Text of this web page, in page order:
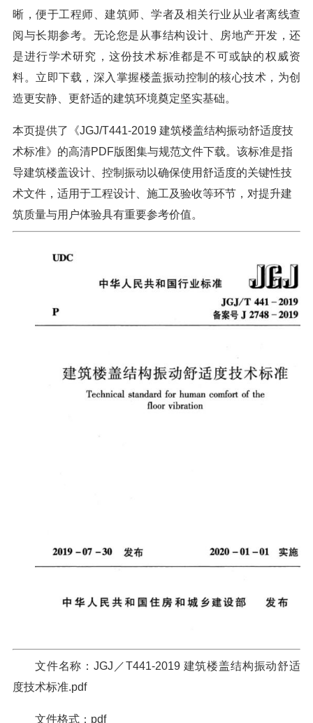
晰，便于工程师、建筑师、学者及相关行业从业者离线查
阅与长期参考。无论您是从事结构设计、房地产开发，还
是进行学术研究，这份技术标准都是不可或缺的权威资
料。立即下载，深入掌握楼盖振动控制的核心技术，为创
造更安静、更舒适的建筑环境奠定坚实基础。
本页提供了《JGJ/T441-2019 建筑楼盖结构振动舒适度技
术标准》的高清PDF版图集与规范文件下载。该标准是指
导建筑楼盖设计、控制振动以确保使用舒适度的关键性技
术文件，适用于工程设计、施工及验收等环节，对提升建
筑质量与用户体验具有重要参考价值。
文件名称：JGJ／T441-2019 建筑楼盖结构振动舒适
度技术标准.pdf
文件格式：pdf